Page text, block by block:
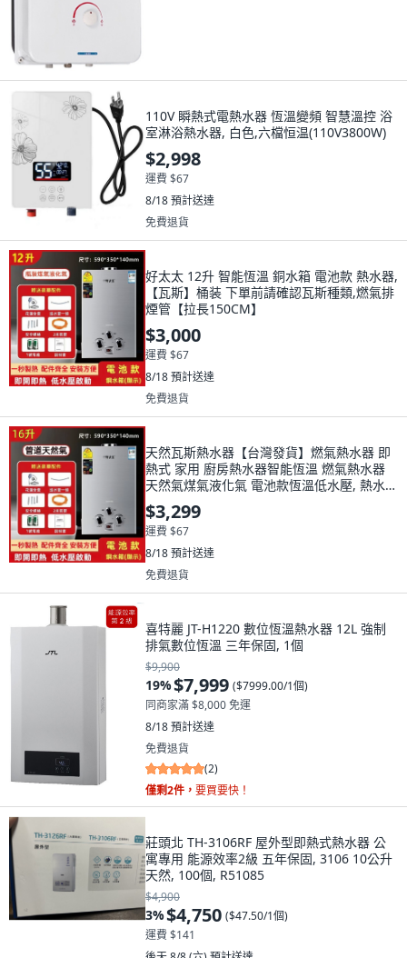
110V 瞬熱式電熱水器 恆溫變頻 智慧溫控 浴
室淋浴熱水器, 白色,六檔恒温(110V3800W)
$2,998
運費 $67
8/18預計送達
免費退貨
好太太 12升 智能恆溫 銅水箱 電池款 熱水器,
【瓦斯】桶装 下單前請確認瓦斯種類,燃氣排
煙管【拉長150CM】
$3,000
運費 $67
8/18預計送達
免費退貨
天然瓦斯熱水器【台灣發貨】燃氣熱水器 即
熱式 家用 廚房熱水器智能恆溫 燃氣熱水器
天然氣煤氣液化氣 電池款恆溫低水壓, 熱水器
天然氣16升
$3,299
運費 $67
8/18預計送達
免費退貨
喜特麗 JT-H1220 數位恆溫熱水器 12L 強制
排氣數位恆溫 三年保固, 1個
$9,900
19%$7,999 ($7999.00/1個)
同商家滿 $8,000 免運
8/18預計送達
免費退貨
(2)
僅剩2件， 要買要快！
莊頭北 TH-3106RF 屋外型即熱式熱水器 公
寓專用 能源效率2級 五年保固, 3106 10公升
天然, 100個, R51085
$4,900
3%$4,750 ($47.50/1個)
運費 $141